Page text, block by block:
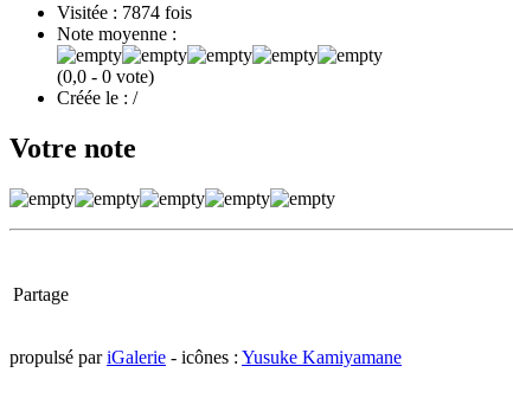
Visitée : 7874 fois
Note moyenne :
(0,0 - 0 vote)
Créée le : /
Votre note
Partage
propulsé pariGalerie - icônes : Yusuke Kamiyamane